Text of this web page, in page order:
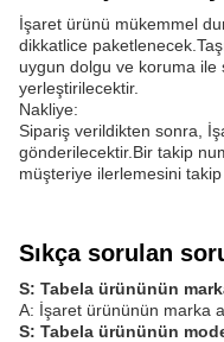
İşaret ürünü mükemmel
dikkatlice
uygun dolgu ve koruma
yerleştirilecektir.
Nakliye:
Sipariş verildikten sonra,
gönderilecektir.Bir takip
müşteriye ilerlemesini
Sıkça sorulan
S: Tabela ürününün
A: İşaret ürününün marka
S: Tabela ürününün